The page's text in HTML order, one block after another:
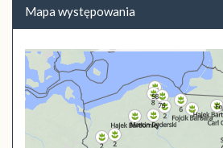
Mapa występowania